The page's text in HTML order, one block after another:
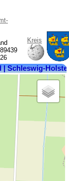
Kreis